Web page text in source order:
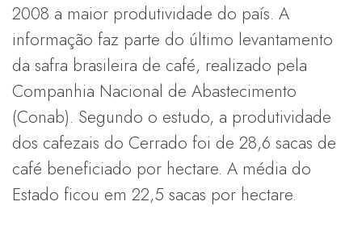
2008 a maior produtividade do país. A
informação faz parte do último levantamento
da safra brasileira de café, realizado pela
Companhia Nacional de Abastecimento
(Conab). Segundo o estudo, a produtividade
dos cafezais do Cerrado foi de 28,6 sacas de
café beneficiado por hectare. A média do
Estado ficou em 22,5 sacas por hectare.